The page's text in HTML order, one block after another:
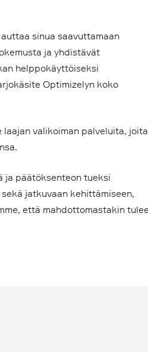
sinua saavuttamaan
ja yhdistävät
helppokäyttöiseksi
Optimizelyn koko
laajan valikoiman palveluita, joita
ja päätöksenteon tueksi
jatkuvaan kehittämiseen,
että mahdottomastakin tulee